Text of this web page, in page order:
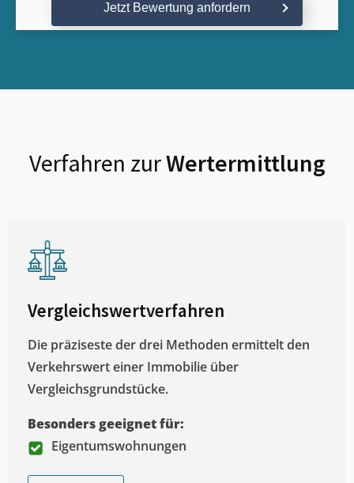
Jetzt Bewertung anfordern
Verfahren zurWertermittlung
Vergleichswertverfahren
Die präziseste der drei Methoden ermittelt den
Verkehrswert einer Immobilie über
Vergleichsgrundstücke.
Besonders geeignet für:
Eigentumswohnungen